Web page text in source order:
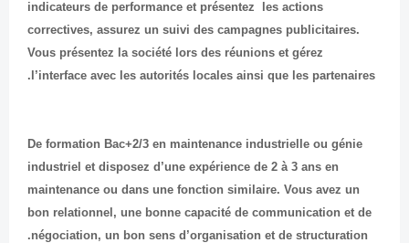
indicateurs de performance et présentez les actions
correctives, assurez un suivi des campagnes publicitaires.
Vous présentez la société lors des réunions et gérez
l’interface avec les autorités locales ainsi que les partenaires.
De formation Bac+2/3 en maintenance industrielle ou génie
industriel et disposez d’une expérience de 2 à 3 ans en
maintenance ou dans une fonction similaire. Vous avez un
bon relationnel, une bonne capacité de communication et de
négociation, un bon sens d’organisation et de structuration.